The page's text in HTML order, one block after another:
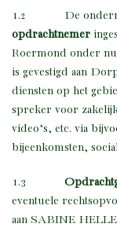
1.2 De
opdrachtnemer
Roermond onder
is gevestigd aan
diensten op het
spreker voor
video’s, etc. via
bijeenkomsten,
1.3
eventuele
aan SABINE